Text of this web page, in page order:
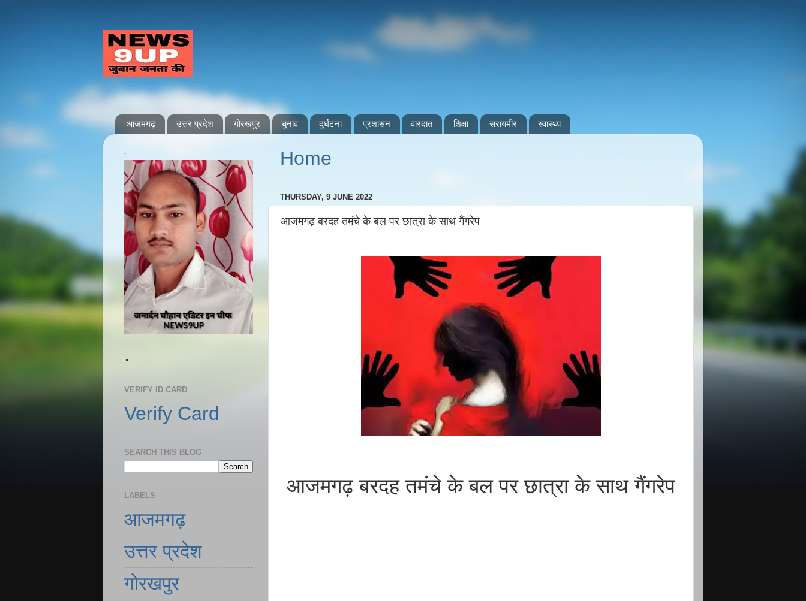
आजमगढ़ उत्तर प्रदेश गोरखपुर चुनाव दुर्घटना प्रशासन वारदात शिक्षा सरायमीर स्वास्थ्य
Home
THURSDAY, 9 JUNE 2022
आजमगढ़ बरदह तमंचे के बल पर छात्रा के साथ गैंगरेप
आजमगढ़ बरदह तमंचे के बल पर छात्रा के साथ गैंगरेप
.
.
VERIFY ID CARD
Verify Card
SEARCH THIS BLOG
LABELS
आजमगढ़
उत्तर प्रदेश
गोरखपुर